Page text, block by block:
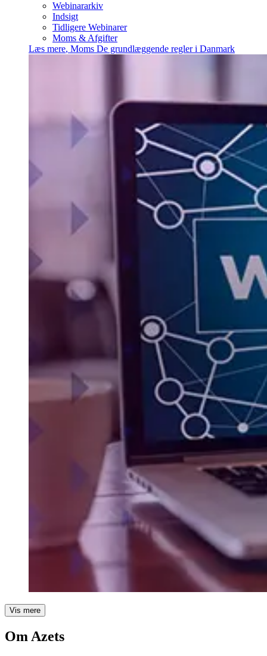
Webinararkiv
Indsigt
Tidligere Webinarer
Moms & Afgifter
Læs mere, Moms De grundlæggende regler i Danmark
Vis mere
Om Azets